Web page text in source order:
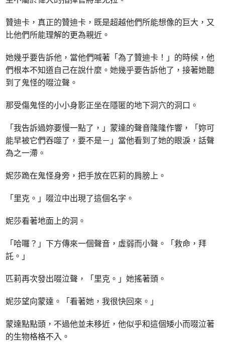
贊迪卡，真正的贊迪卡，既是超越他們所能想像的巨大，又
比他們所能理解的更為親近。
她幾乎要告訴他，當他們喊著「為了贊迪卡！」的時候，他
們根本不知道自己在說什麼。她幾乎要告訴他了，接著她聽
到了鬼怪的啜泣聲。
那受傷鬼怪的小小身影正坐在隱匿的地下洞穴的洞口。
「我告訴過妳要慢一點了，」蒙達的聲音隆隆作響，「妳可
能早被它們吞噬了，要不是－」當他看到了她的眼淚，話聲
為之一滯。
妮莎跪在鬼怪身旁，把手放在匹莉的肩膀上。
「里克。」啜泣中出現了這個名字。
妮莎看著地面上的洞。
「哈囉？」下方傳來一個聲音，虛弱而小聲。「救命，拜
託。」
匹莉再次發出啜泣聲，「里克。」她搖著頭。
妮莎望向蒙達。「看著她，我很快回來。」
蒙達點點頭，不過他並未移近，他似乎和這個矮小而啜泣著
的生物格格不入。